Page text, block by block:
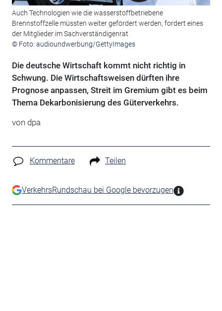
Auch Technologien wie die wasserstoffbetriebene
Brennstoffzelle müssten weiter gefördert werden, fordert eines
der Mitglieder im Sachverständigenrat
© Foto: audioundwerbung/GettyImages
Die deutsche Wirtschaft kommt nicht richtig in
Schwung. Die Wirtschaftsweisen dürften ihre
Prognose anpassen, Streit im Gremium gibt es beim
Thema Dekarbonisierung des Güterverkehrs.
von dpa
Kommentare Teilen
VerkehrsRundschau bei Google bevorzugen